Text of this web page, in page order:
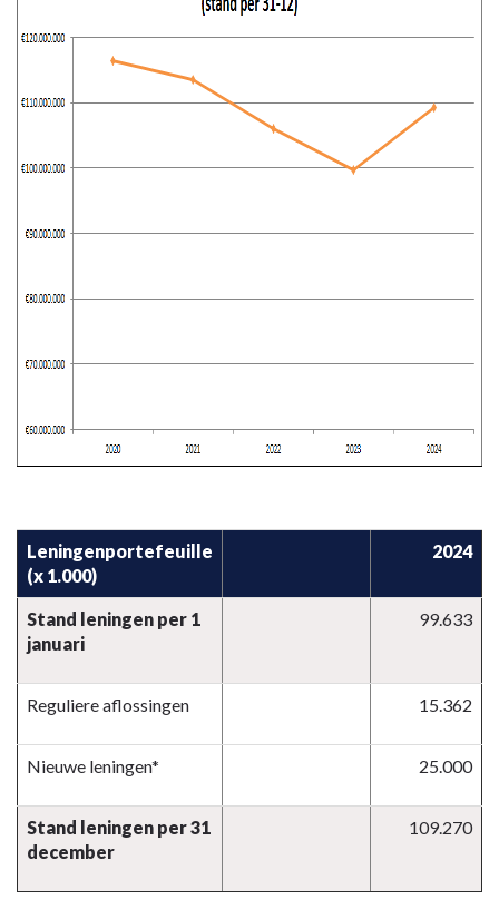
Leningenportefeuille
(x 1.000)
2024
Stand leningen per 1
januari
99.633
Reguliere aflossingen 15.362
Nieuwe leningen* 25.000
Stand leningen per 31
december
109.270